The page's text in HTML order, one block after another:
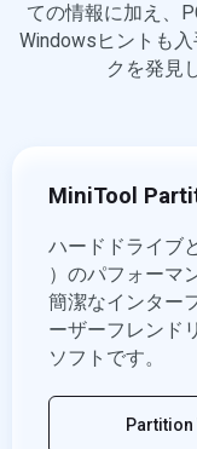
ての情報に加え、
Windowsヒントも
クを発見
MiniTool
ハードドライブ
）のパフォーマ
簡潔なインター
ーザーフレンド
ソフトです。
Partition